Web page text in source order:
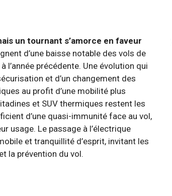
un tournant s’amorce en faveur
d’une baisse notable des vols de
l’année précédente. Une évolution qui
et d’un changement des
au profit d’une mobilité plus
et SUV thermiques restent les
d’une quasi-immunité face au vol,
usage. Le passage à l’électrique
et tranquillité d’esprit, invitant les
la prévention du vol.